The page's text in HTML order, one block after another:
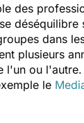
des
dans
plusieurs
l'un ou
le